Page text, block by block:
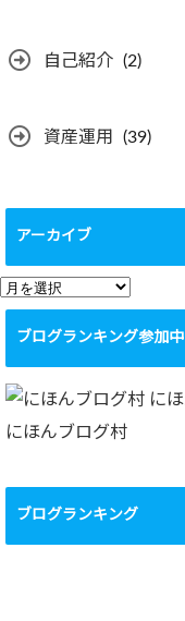
自己紹介 (2)
資産運用 (39)
アーカイブ
ア
ー
イ
ブ
ブログランキング参加中
にほんブログ村
ブログランキング